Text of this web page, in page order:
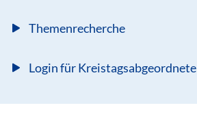
Themenrecherche
Login für Kreistagsabgeordnete